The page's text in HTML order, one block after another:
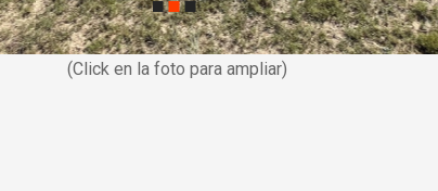
(Click en la foto para ampliar)